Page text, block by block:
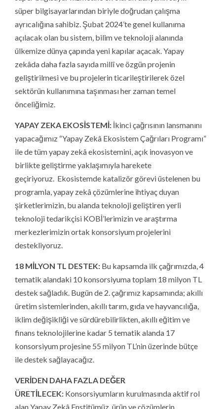
süper bilgisayarlarından biriyle doğrudan çalışma
ayrıcalığına sahibiz. Şubat 2024’te genel kullanıma
açılacak olan bu sistem, bilim ve teknoloji alanında
ülkemize dünya çapında yeni kapılar açacak. Yapay
zekâda daha fazla sayıda millî ve özgün projenin
geliştirilmesi ve bu projelerin ticarileştirilerek özel
sektörün kullanımına taşınması her zaman temel
önceliğimiz.
YAPAY ZEKA EKOSİSTEMİ: İkinci çağrısının lansmanını
yapacağımız “Yapay Zekâ Ekosistem Çağrıları Programı”
ile de tüm yapay zekâ ekosistemini, açık inovasyon ve
birlikte geliştirme yaklaşımıyla harekete
geçiriyoruz. Ekosistemde katalizör görevi üstelenen bu
programla, yapay zekâ çözümlerine ihtiyaç duyan
şirketlerimizin, bu alanda teknoloji geliştiren yerli
teknoloji tedarikçisi KOBİ’lerimizin ve araştırma
merkezlerimizin ortak konsorsiyum projelerini
destekliyoruz.
18 MİLYON TL DESTEK: Bu kapsamda ilk çağrımızda, 4
tematik alandaki 10 konsorsiyuma toplam 18 milyon TL
destek sağladık. Bugün de 2. çağrımız kapsamında; akıllı
üretim sistemlerinden, akıllı tarım, gıda ve hayvancılığa,
iklim değişikliği ve sürdürebilirlikten, akıllı eğitim ve
finans teknolojilerine kadar 5 tematik alanda 17
konsorsiyum projesine 55 milyon TL’nin üzerinde bütçe
ile destek sağlayacağız.
VERİDEN DAHA FAZLA DEĞER
ÜRETİLECEK: Konsorsiyumların kurulmasında aktif rol
alan Yapay Zekâ Enstitümüz, ürün ve çözümlerin